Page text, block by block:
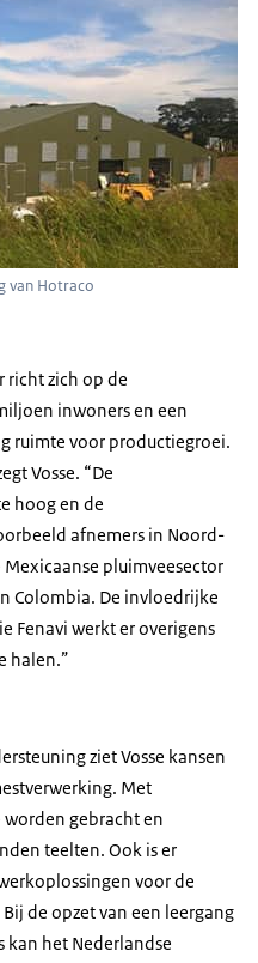
van Hotraco
richt zich op de
inwoners en een
ruimte voor productiegroei.
Vosse. “De
hoog en de
afnemers in Noord-
pluimveesector
Colombia. De invloedrijke
Fenavi werkt er overigens
halen.”
ziet Vosse kansen
Met
gebracht en
teelten. Ook is er
voor de
de opzet van een leergang
kan het Nederlandse